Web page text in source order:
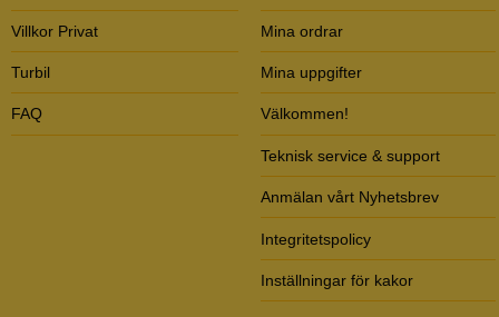
Villkor Privat
Turbil
FAQ
Mina ordrar
Mina uppgifter
Välkommen!
Teknisk service & support
Anmälan vårt Nyhetsbrev
Integritetspolicy
Inställningar för kakor